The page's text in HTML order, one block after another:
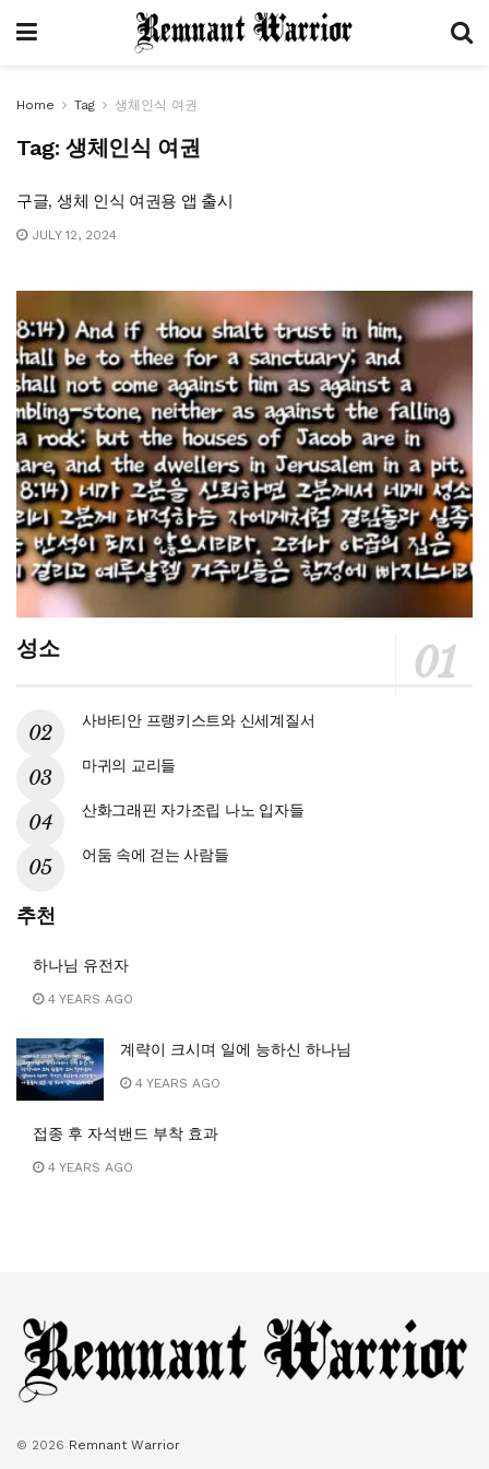
Home Tag 생체인식 여권
Tag: 생체인식 여권
구글, 생체 인식 여권용 앱 출시
JULY 12, 2024
성소
사바티안 프랭키스트와 신세계질서
마귀의 교리들
산화그래핀 자가조립 나노 입자들
어둠 속에 걷는 사람들
추천
하나님 유전자
4 YEARS AGO
계략이 크시며 일에 능하신 하나님
4 YEARS AGO
접종 후 자석밴드 부착 효과
4 YEARS AGO
© 2026 Remnant Warrior